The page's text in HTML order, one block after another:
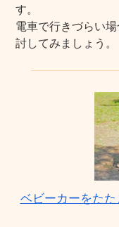
す。
電車で行きづらい
討してみましょう。
ベビーカーをた